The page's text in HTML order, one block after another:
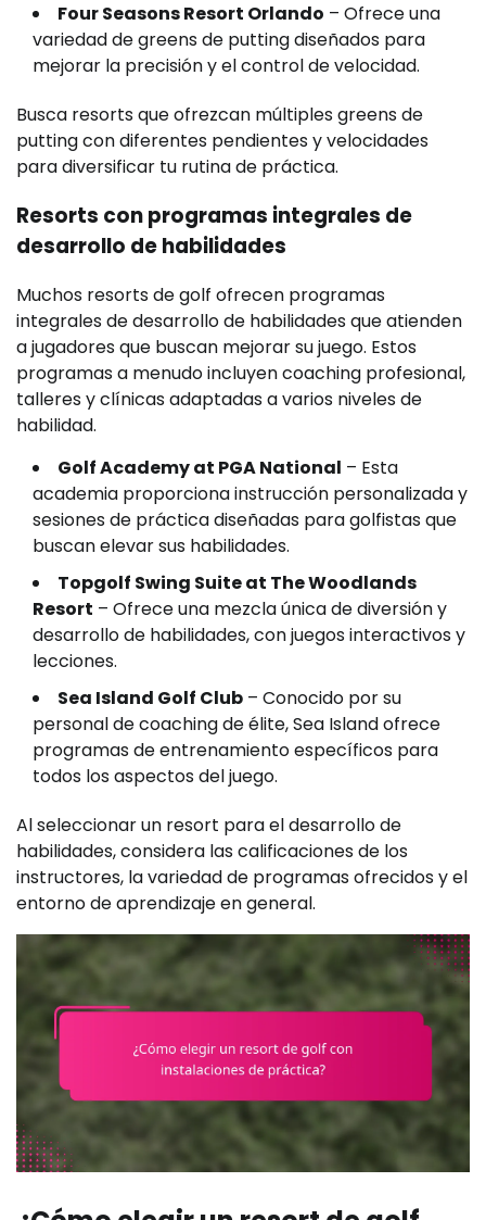
Four Seasons Resort Orlando – Ofrece una
variedad de greens de putting diseñados para
mejorar la precisión y el control de velocidad.
Busca resorts que ofrezcan múltiples greens de
putting con diferentes pendientes y velocidades
para diversificar tu rutina de práctica.
Resorts con programas integrales de
desarrollo de habilidades
Muchos resorts de golf ofrecen programas
integrales de desarrollo de habilidades que atienden
a jugadores que buscan mejorar su juego. Estos
programas a menudo incluyen coaching profesional,
talleres y clínicas adaptadas a varios niveles de
habilidad.
Golf Academy at PGA National – Esta
academia proporciona instrucción personalizada y
sesiones de práctica diseñadas para golfistas que
buscan elevar sus habilidades.
Topgolf Swing Suite at The Woodlands
Resort – Ofrece una mezcla única de diversión y
desarrollo de habilidades, con juegos interactivos y
lecciones.
Sea Island Golf Club – Conocido por su
personal de coaching de élite, Sea Island ofrece
programas de entrenamiento específicos para
todos los aspectos del juego.
Al seleccionar un resort para el desarrollo de
habilidades, considera las calificaciones de los
instructores, la variedad de programas ofrecidos y el
entorno de aprendizaje en general.